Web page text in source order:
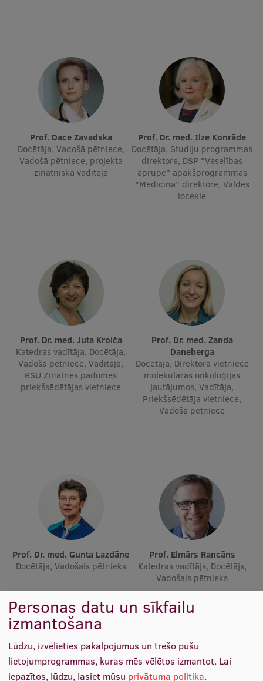
Vēsture un tradīcijas
Identitāte
RSU fonds
Muzeji un ekspozīcijas
Ģerbonis
Ilgtspējīga attīstība
Studiju un vides pieejamība
Dati par 2025. gadu
Mūžizglītība
Profesionālās pilnveides kursi
ESF kvalifikācijas celšanas kursi
Pedagoģiskās izaugsmes centrs
Kvalifikācijas atbilstības pārbaude
Pētniecība
Zinātniskie institūti un laboratorijas
Prof. Dace Zavadska
Docētāja, Vadošā pētniece,
Vadošā pētniece, projekta
zinātniskā vadītāja
Prof. Dr. med. Ilze Konrāde
Docētāja, Studiju programmas
direktore, DSP "Veselības
aprūpe" apakšprogrammas
"Medicīna" direktore, Valdes
locekle
Prof. Dr. med. Juta Kroiča
Katedras vadītāja, Docētāja,
Vadošā pētniece, Vadītāja,
RSU Zinātnes padomes
priekšsēdētājas vietniece
Prof. Dr. med. Zanda
Daneberga
Docētāja, Direktora vietniece
molekulārās onkoloģijas
jautājumos, Vadītāja,
Priekšsēdētāja vietniece,
Vadošā pētniece
Prof. Dr. med. Gunta Lazdāne
Docētāja, Vadošais pētnieks
Prof. Elmārs Rancāns
Katedras vadītājs, Docētājs,
Vadošais pētnieks
Personas datu un sīkfailu
izmantošana
Lūdzu, izvēlieties pakalpojumus un trešo pušu
lietojumprogrammas, kuras mēs vēlētos izmantot. Lai
iepazītos, lūdzu, lasiet mūsu privātuma politika.